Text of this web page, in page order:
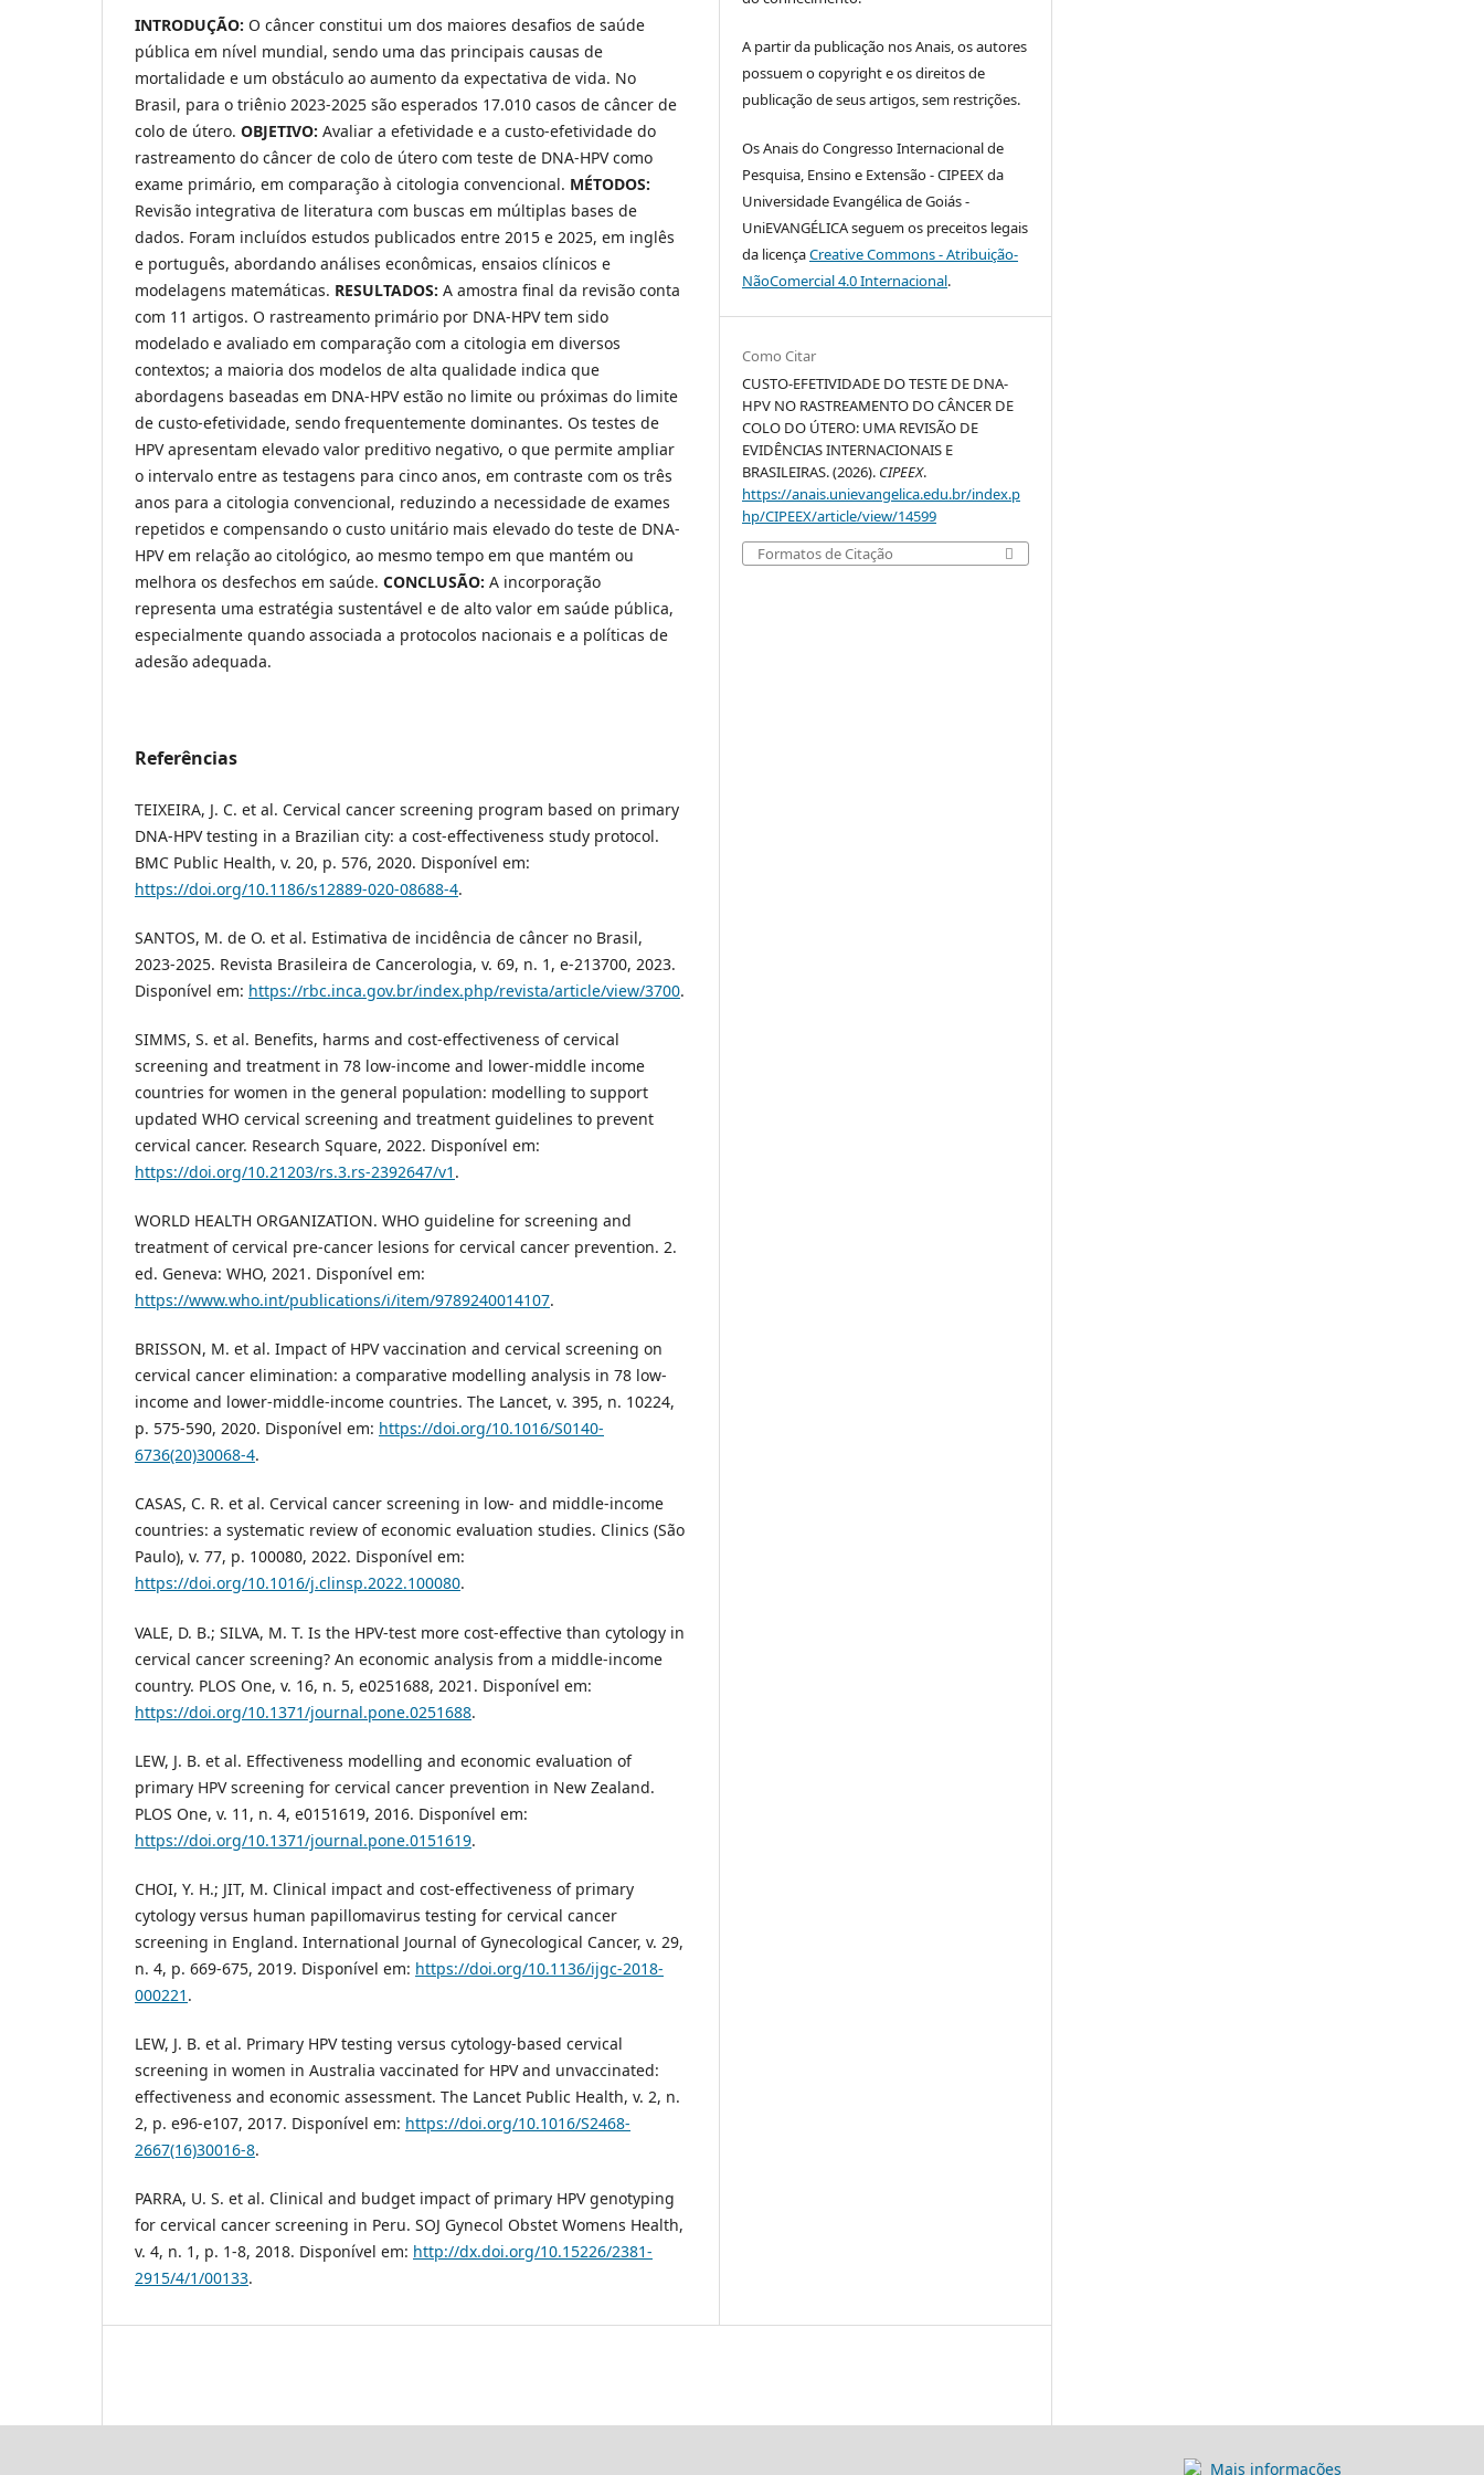
INTRODUÇÃO: O câncer constitui um dos maiores desafios de saúde
pública em nível mundial, sendo uma das principais causas de
mortalidade e um obstáculo ao aumento da expectativa de vida. No
Brasil, para o triênio 2023-2025 são esperados 17.010 casos de câncer de
colo de útero. OBJETIVO: Avaliar a efetividade e a custo-efetividade do
rastreamento do câncer de colo de útero com teste de DNA-HPV como
exame primário, em comparação à citologia convencional. MÉTODOS:
Revisão integrativa de literatura com buscas em múltiplas bases de
dados. Foram incluídos estudos publicados entre 2015 e 2025, em inglês
e português, abordando análises econômicas, ensaios clínicos e
modelagens matemáticas. RESULTADOS: A amostra final da revisão conta
com 11 artigos. O rastreamento primário por DNA-HPV tem sido
modelado e avaliado em comparação com a citologia em diversos
contextos; a maioria dos modelos de alta qualidade indica que
abordagens baseadas em DNA-HPV estão no limite ou próximas do limite
de custo‑efetividade, sendo frequentemente dominantes. Os testes de
HPV apresentam elevado valor preditivo negativo, o que permite ampliar
o intervalo entre as testagens para cinco anos, em contraste com os três
anos para a citologia convencional, reduzindo a necessidade de exames
repetidos e compensando o custo unitário mais elevado do teste de DNA-
HPV em relação ao citológico, ao mesmo tempo em que mantém ou
melhora os desfechos em saúde. CONCLUSÃO: A incorporação
representa uma estratégia sustentável e de alto valor em saúde pública,
especialmente quando associada a protocolos nacionais e a políticas de
adesão adequada.
Referências
TEIXEIRA, J. C. et al. Cervical cancer screening program based on primary
DNA-HPV testing in a Brazilian city: a cost-effectiveness study protocol.
BMC Public Health, v. 20, p. 576, 2020. Disponível em:
https://doi.org/10.1186/s12889-020-08688-4.
SANTOS, M. de O. et al. Estimativa de incidência de câncer no Brasil,
2023-2025. Revista Brasileira de Cancerologia, v. 69, n. 1, e-213700, 2023.
Disponível em: https://rbc.inca.gov.br/index.php/revista/article/view/3700.
SIMMS, S. et al. Benefits, harms and cost-effectiveness of cervical
screening and treatment in 78 low-income and lower-middle income
countries for women in the general population: modelling to support
updated WHO cervical screening and treatment guidelines to prevent
cervical cancer. Research Square, 2022. Disponível em:
https://doi.org/10.21203/rs.3.rs-2392647/v1 .
WORLD HEALTH ORGANIZATION. WHO guideline for screening and
treatment of cervical pre-cancer lesions for cervical cancer prevention. 2.
ed. Geneva: WHO, 2021. Disponível em:
https://www.who.int/publications/i/item/9789240014107.
BRISSON, M. et al. Impact of HPV vaccination and cervical screening on
cervical cancer elimination: a comparative modelling analysis in 78 low-
income and lower-middle-income countries. The Lancet, v. 395, n. 10224,
p. 575-590, 2020. Disponível em: https://doi.org/10.1016/S0140-
6736(20)30068-4.
CASAS, C. R. et al. Cervical cancer screening in low- and middle-income
countries: a systematic review of economic evaluation studies. Clinics (São
Paulo), v. 77, p. 100080, 2022. Disponível em:
https://doi.org/10.1016/j.clinsp.2022.100080.
VALE, D. B.; SILVA, M. T. Is the HPV-test more cost-effective than cytology in
cervical cancer screening? An economic analysis from a middle-income
country. PLOS One, v. 16, n. 5, e0251688, 2021. Disponível em:
https://doi.org/10.1371/journal.pone.0251688.
LEW, J. B. et al. Effectiveness modelling and economic evaluation of
primary HPV screening for cervical cancer prevention in New Zealand.
PLOS One, v. 11, n. 4, e0151619, 2016. Disponível em:
https://doi.org/10.1371/journal.pone.0151619.
CHOI, Y. H.; JIT, M. Clinical impact and cost-effectiveness of primary
cytology versus human papillomavirus testing for cervical cancer
screening in England. International Journal of Gynecological Cancer, v. 29,
n. 4, p. 669-675, 2019. Disponível em: https://doi.org/10.1136/ijgc-2018-
000221 .
LEW, J. B. et al. Primary HPV testing versus cytology-based cervical
screening in women in Australia vaccinated for HPV and unvaccinated:
effectiveness and economic assessment. The Lancet Public Health, v. 2, n.
2, p. e96-e107, 2017. Disponível em: https://doi.org/10.1016/S2468-
2667(16)30016-8.
PARRA, U. S. et al. Clinical and budget impact of primary HPV genotyping
for cervical cancer screening in Peru. SOJ Gynecol Obstet Womens Health,
v. 4, n. 1, p. 1-8, 2018. Disponível em: http://dx.doi.org/10.15226/2381-
2915/4/1/00133.
A partir da publicação nos Anais, os autores
possuem o copyright e os direitos de
publicação de seus artigos, sem restrições.
Os Anais do Congresso Internacional de
Pesquisa, Ensino e Extensão - CIPEEX da
Universidade Evangélica de Goiás -
UniEVANGÉLICA seguem os preceitos legais
da licençaCreative Commons - Atribuição-
NãoComercial 4.0 Internacional.
Como Citar
CUSTO-EFETIVIDADE DO TESTE DE DNA-
HPV NO RASTREAMENTO DO CÂNCER DE
COLO DO ÚTERO: UMA REVISÃO DE
EVIDÊNCIAS INTERNACIONAIS E
BRASILEIRAS. (2026). CIPEEX.
https://anais.unievangelica.edu.br/index.p
hp/CIPEEX/article/view/14599
Formatos de Citação